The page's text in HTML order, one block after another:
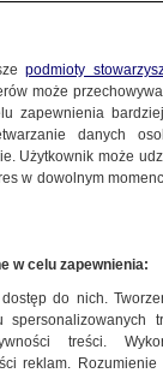
podmioty
może
zapewnienia
danych
Użytkownik może
w dowolnym
w celu zapewnienia:
do nich.
treści.
reklam.